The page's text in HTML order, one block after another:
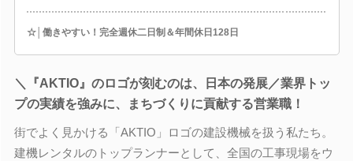
☆│働きやすい！完全週休二日制＆年間休日128日
＼『AKTIO』のロゴが刻むのは、日本の発展／業界トッ
プの実績を強みに、まちづくりに貢献する営業職！
街でよく見かける「AKTIO」ロゴの建設機械を扱う私たち。
建機レンタルのトップランナーとして、全国の工事現場をウ